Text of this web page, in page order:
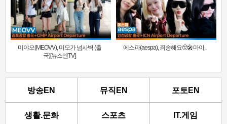
미야오(MEOVV), 미모가 넘사벽 (출
국)[뉴스엔TV]
에스파(aespa), 죄송해요🥺🎤마이..
방송EN 뮤직EN 포토EN
생활.문화 스포츠 IT.게임